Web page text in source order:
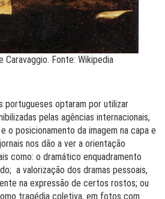
Caravaggio. Fonte: Wikipedia
portugueses optaram por utilizar
pelas agências internacionais,
o posicionamento da imagem na capa e
nos dão a ver a orientação
como: o dramático enquadramento
a valorização dos dramas pessoais,
na expressão de certos rostos; ou
tragédia coletiva, em fotos com